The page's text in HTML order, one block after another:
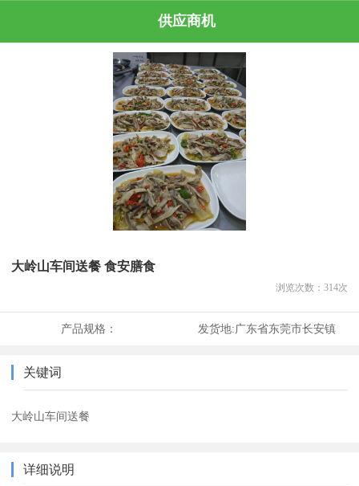
供应商机
大岭山车间送餐 食安膳食
浏览次数： 314次
产品规格： 发货地:广东省东莞市长安镇
关键词
大岭山车间送餐
详细说明